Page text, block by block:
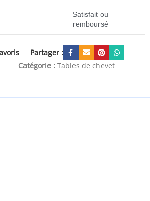
Satisfait ou
remboursé
Partager :
Catégorie : Tables de chevet